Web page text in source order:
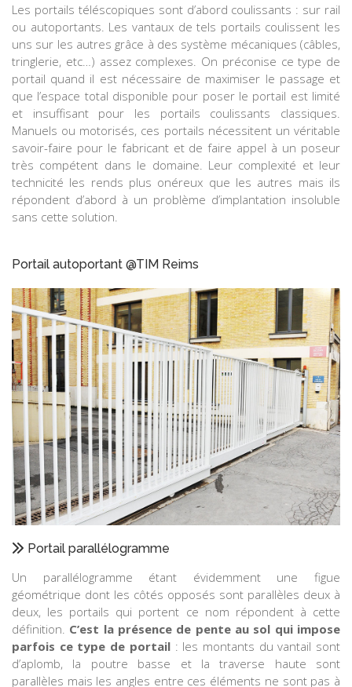
Les portails téléscopiques sont d’abord coulissants : sur rail
ou autoportants. Les vantaux de tels portails coulissent les
uns sur les autres grâce à des système mécaniques (câbles,
tringlerie, etc…) assez complexes. On préconise ce type de
portail quand il est nécessaire de maximiser le passage et
que l’espace total disponible pour poser le portail est limité
et insuffisant pour les portails coulissants classiques.
Manuels ou motorisés, ces portails nécessitent un véritable
savoir-faire pour le fabricant et de faire appel à un poseur
très compétent dans le domaine. Leur complexité et leur
technicité les rends plus onéreux que les autres mais ils
répondent d’abord à un problème d’implantation insoluble
sans cette solution.
Portail autoportant @TIM Reims
Portail parallélogramme
Un parallélogramme étant évidemment une figue
géométrique dont les côtés opposés sont parallèles deux à
deux, les portails qui portent ce nom répondent à cette
définition. C’est la présence de pente au sol qui impose
parfois ce type de portail: les montants du vantail sont
d’aplomb, la poutre basse et la traverse haute sont
parallèles mais les angles entre ces éléments ne sont pas à